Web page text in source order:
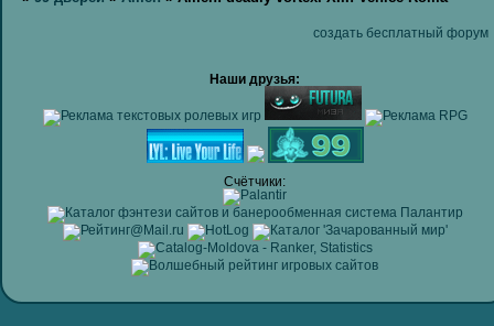
создать бесплатный форум
Наши друзья:
Счётчики: